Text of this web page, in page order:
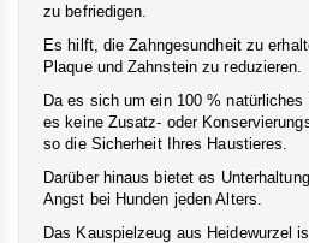
zu befriedigen.
Es hilft, die Zahngesundheit zu
Plaque und Zahnstein zu reduzieren.
Da es sich um ein 100 %
es keine Zusatz- oder
so die Sicherheit Ihres Haustieres.
Darüber hinaus bietet es
Angst bei Hunden jeden Alters.
Das Kauspielzeug aus Heidewurzel